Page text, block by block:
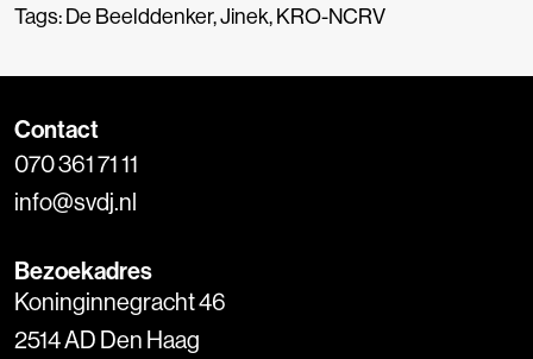
Tags:De Beelddenker,Jinek,KRO-NCRV
Contact
070 361 71 11
info@svdj.nl
Bezoekadres
Koninginnegracht 46
2514 AD Den Haag